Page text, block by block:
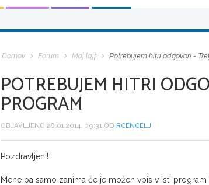
Domov Forum Moj lajf Potrebujem hitri odgovor! -
POTREBUJEM HITRI
PROGRAM
OBJAVLJENO 28.01.2014, 09:31 OD RCENCELJ
Pozdravljeni!
Mene pa samo zanima če je možen vpis v isti